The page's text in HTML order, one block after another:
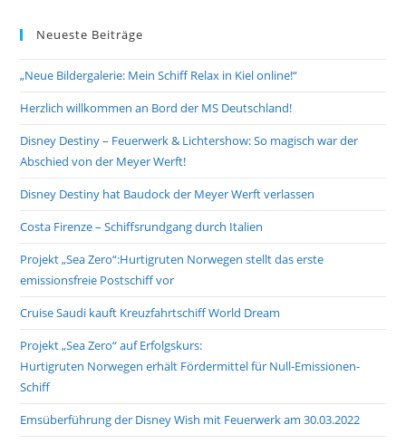
Neueste Beiträge
„Neue Bildergalerie: Mein Schiff Relax in Kiel online!“
Herzlich willkommen an Bord der MS Deutschland!
Disney Destiny – Feuerwerk & Lichtershow: So magisch war der
Abschied von der Meyer Werft!
Disney Destiny hat Baudock der Meyer Werft verlassen
Costa Firenze – Schiffsrundgang durch Italien
Projekt „Sea Zero“:Hurtigruten Norwegen stellt das erste
emissionsfreie Postschiff vor
Cruise Saudi kauft Kreuzfahrtschiff World Dream
Projekt „Sea Zero“ auf Erfolgskurs:
Hurtigruten Norwegen erhält Fördermittel für Null-Emissionen-
Schiff
Emsüberführung der Disney Wish mit Feuerwerk am 30.03.2022